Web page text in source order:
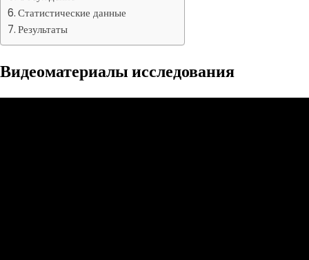
Статистические данные
Результаты
Видеоматериалы исследования